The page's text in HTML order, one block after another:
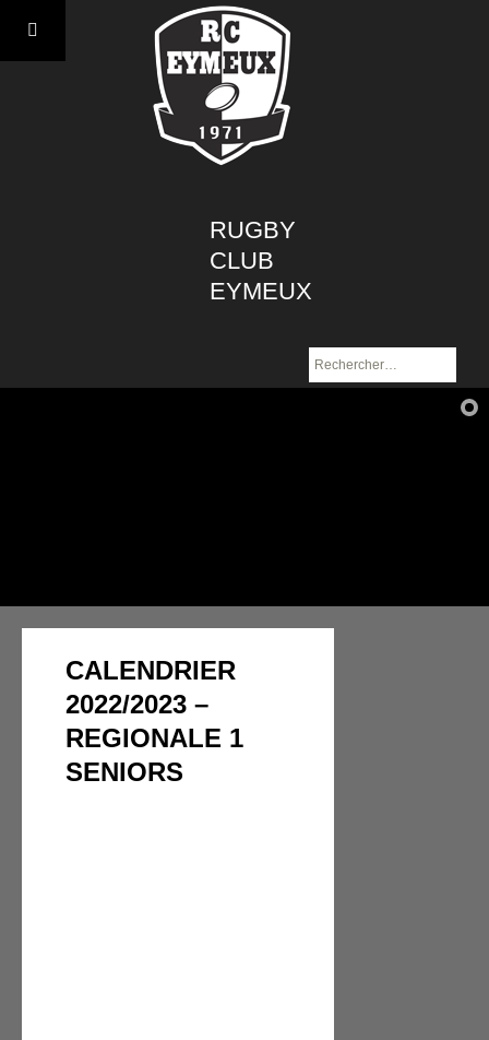
RUGBY
CLUB
EYMEUX
Rechercher :
contenu
CALENDRIER
2022/2023 –
REGIONALE 1
SENIORS